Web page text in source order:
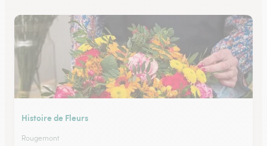
Histoire de Fleurs
Rougemont